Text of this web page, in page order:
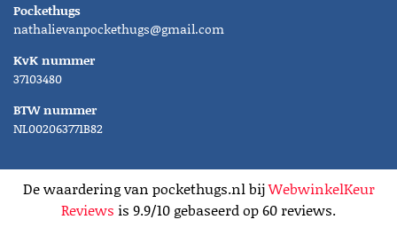
Pockethugs
nathalievanpockethugs@gmail.com
KvK nummer
37103480
BTW nummer
NL002063771B82
De waardering van pockethugs.nl bijWebwinkelKeur
Reviews is 9.9/10 gebaseerd op 60 reviews.